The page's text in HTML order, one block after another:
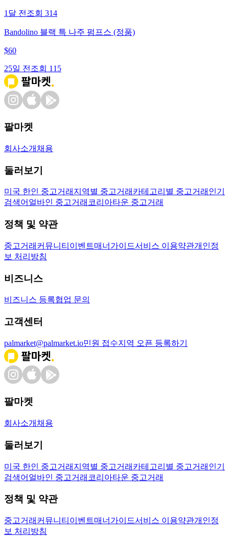
1달 전 조회 314
Bandolino 블랙 특 나주 펌프스 (정품)
$60
25일 전 조회 115
팔마켓
회사소개 채용
둘러보기
미국 한인 중고거래 지역별 중고거래 카테고리별 중고거래 인기
검색어 얼바인 중고거래 코리아타운 중고거래
정책 및 약관
중고거래 커뮤니티 이벤트매너가이드서비스 이용약관개인정
보 처리방침
비즈니스
비즈니스 등록협업 문의
고객센터
palmarket@palmarket.io민원 접수지역 오픈 등록하기
팔마켓
회사소개 채용
둘러보기
미국 한인 중고거래 지역별 중고거래 카테고리별 중고거래 인기
검색어 얼바인 중고거래 코리아타운 중고거래
정책 및 약관
중고거래 커뮤니티 이벤트매너가이드서비스 이용약관개인정
보 처리방침